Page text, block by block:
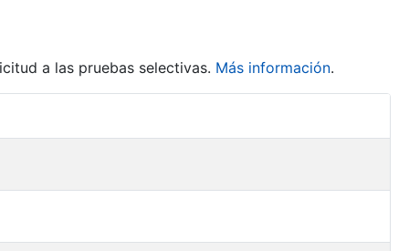
a las pruebas selectivas. Más información.